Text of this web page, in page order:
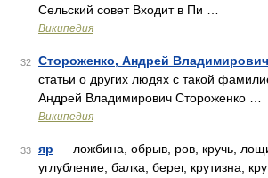
Сельский совет Входит в Пи …
Википедия
32 Стороженко, Андрей Владимирович
статьи о других людях с такой
Андрей Владимирович Стороженко …
Википедия
33 яр — ложбина, обрыв, ров, кручь,
углубление, балка, берег, крутизна,